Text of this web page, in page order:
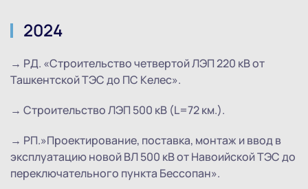
2024
→ РД. «Строительство четвертой ЛЭП 220 кВ от
Ташкентской ТЭС до ПС Келес».
→ Строительство ЛЭП 500 кВ (L=72 км.).
→ РП.»Проектирование, поставка, монтаж и ввод в
эксплуатацию новой ВЛ 500 кВ от Навоийской ТЭС до
переключательного пункта Бессопан».